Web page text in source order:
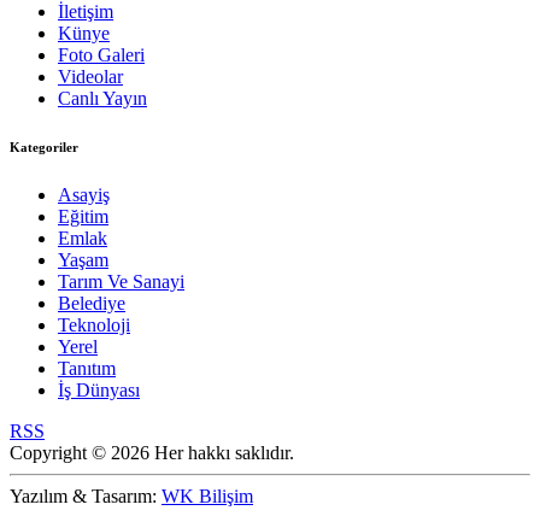
İletişim
Künye
Foto Galeri
Videolar
Canlı Yayın
Kategoriler
Asayiş
Eğitim
Emlak
Yaşam
Tarım Ve Sanayi
Belediye
Teknoloji
Yerel
Tanıtım
İş Dünyası
RSS
Copyright © 2026 Her hakkı saklıdır.
Yazılım & Tasarım: WK Bilişim